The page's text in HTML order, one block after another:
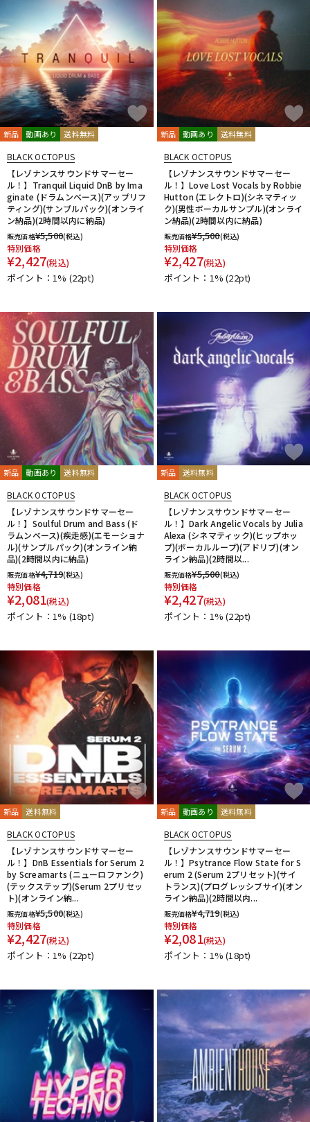
新品 動画あり 送料無料
BLACK OCTOPUS
【レゾナンスサウンドサマーセー
ル！】Tranquil Liquid DnB by Ima
ginate (ドラムンベース)(アップリフ
ティング)(サンプルパック)(オンライ
ン納品)(2時間以内に納品)
販売価格¥5,500(税込)
特別価格
¥2,427(税込)
ポイント：1% (22pt)
新品 動画あり 送料無料
BLACK OCTOPUS
【レゾナンスサウンドサマーセー
ル！】Love Lost Vocals by Robbie
Hutton (エレクトロ)(シネマティッ
ク)(男性ボーカルサンプル)(オンライ
ン納品)(2時間以内に納品)
販売価格¥5,500(税込)
特別価格
¥2,427(税込)
ポイント：1%(22pt)
新品 動画あり 送料無料
BLACK OCTOPUS
【レゾナンスサウンドサマーセー
ル！】Soulful Drum and Bass (ド
ラムンベース)(疾走感)(エモーショナ
ル)(サンプルパック)(オンライン納
品)(2時間以内に納品)
販売価格¥4,719(税込)
特別価格
¥2,081(税込)
ポイント：1% (18pt)
新品 送料無料
BLACK OCTOPUS
【レゾナンスサウンドサマーセー
ル！】Dark Angelic Vocals by Julia
Alexa (シネマティック)(ヒップホッ
プ)(ボーカルループ)(アドリブ)(オン
ライン納品)(2時間以...
販売価格¥5,500(税込)
特別価格
¥2,427(税込)
ポイント：1%(22pt)
新品 送料無料
BLACK OCTOPUS
【レゾナンスサウンドサマーセー
ル！】DnB Essentials for Serum 2
by Screamarts (ニューロファンク)
(テックステップ)(Serum 2プリセッ
ト)(オンライン納...
販売価格¥5,500(税込)
特別価格
¥2,427(税込)
ポイント：1% (22pt)
新品 動画あり 送料無料
BLACK OCTOPUS
【レゾナンスサウンドサマーセー
ル！】Psytrance Flow State for S
erum 2 (Serum 2プリセット)(サイ
トランス)(プログレッシブサイ)(オン
ライン納品)(2時間以内...
販売価格¥4,719(税込)
特別価格
¥2,081(税込)
ポイント：1%(18pt)